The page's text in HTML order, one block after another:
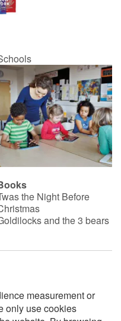
the Night Before
and the 3 bears
measurement or
only use cookies